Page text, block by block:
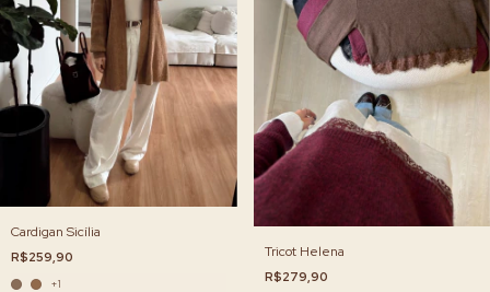
Cardigan Sicília
R$259,90
+1
Tricot Helena
R$279,90